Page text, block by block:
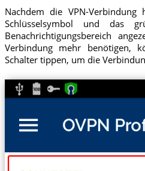
Nachdem die VPN-
Schlüsselsymbol und das
Benachrichtigungsbereich
Verbindung mehr benötigen,
Schalter tippen, um die